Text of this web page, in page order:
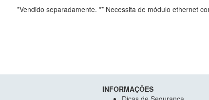
*Vendido separadamente. ** Necessita de módulo ethernet
INFORMAÇÕES